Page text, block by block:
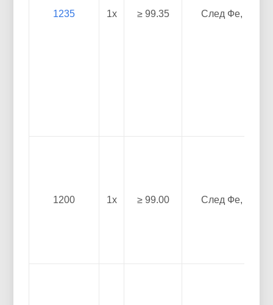
1235 1х ≥ 99.35 След Фе, И
1200 1х ≥ 99.00 След Фе, И